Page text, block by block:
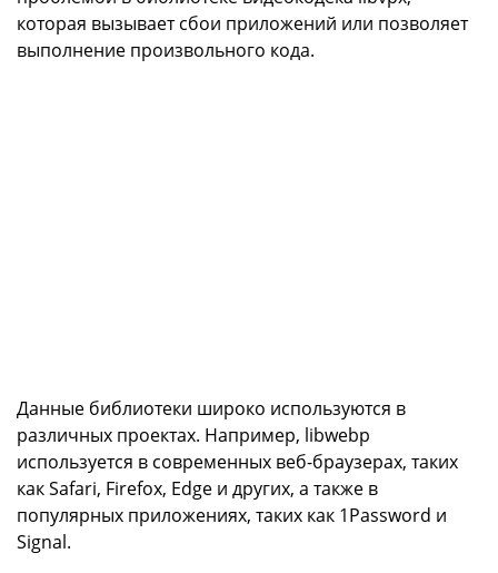
которая вызывает сбои приложений или позволяет
выполнение произвольного кода.
Данные библиотеки широко используются в
различных проектах. Например, libwebp
используется в современных веб-браузерах, таких
как Safari, Firefox, Edge и других, а также в
популярных приложениях, таких как 1Password и
Signal.